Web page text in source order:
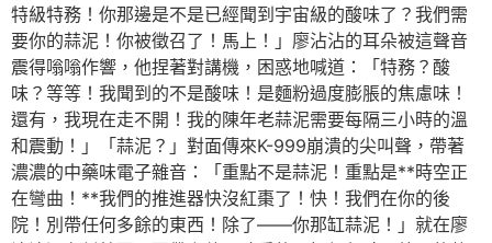
特級特務！你那邊是不是已經聞到宇宙級的酸味了？我們需
要你的蒜泥！你被徵召了！馬上！」廖沾沾的耳朵被這聲音
震得嗡嗡作響，他捏著對講機，困惑地喊道：「特務？酸
味？等等！我聞到的不是酸味！是麵粉過度膨脹的焦慮味！
還有，我現在走不開！我的陳年老蒜泥需要每隔三小時的溫
和震動！」「蒜泥？」對面傳來K-999崩潰的尖叫聲，帶著
濃濃的中藥味電子雜音：「重點不是蒜泥！重點是**時空正
在彎曲！**我們的推進器快沒紅棗了！快！我們在你的後
院！別帶任何多餘的東西！除了——你那缸蒜泥！」就在廖